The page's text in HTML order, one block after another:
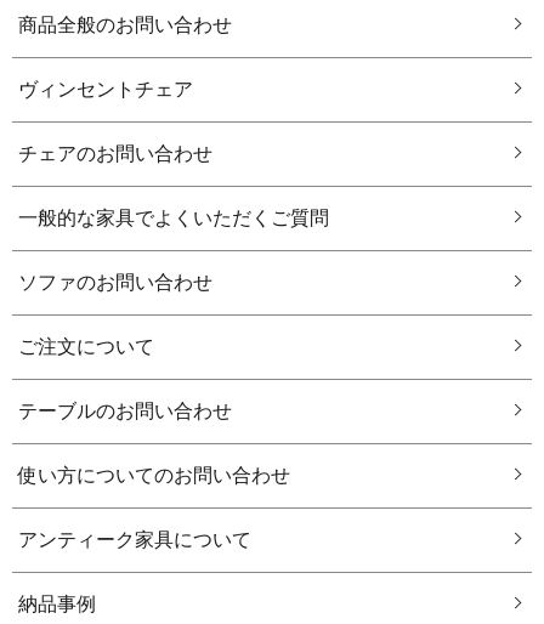
商品全般のお問い合わせ
ヴィンセントチェア
チェアのお問い合わせ
一般的な家具でよくいただくご質問
ソファのお問い合わせ
ご注文について
テーブルのお問い合わせ
使い方についてのお問い合わせ
アンティーク家具について
納品事例